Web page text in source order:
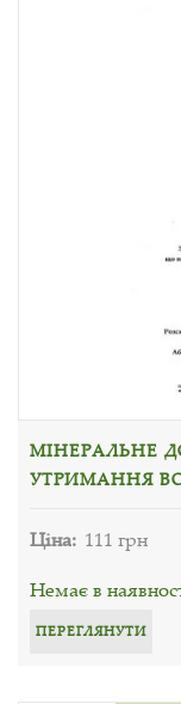
МІНЕРАЛЬНЕ
УТРИМАННЯ
Ціна: 111 грн
Немає в
ПЕРЕГЛЯНУТИ